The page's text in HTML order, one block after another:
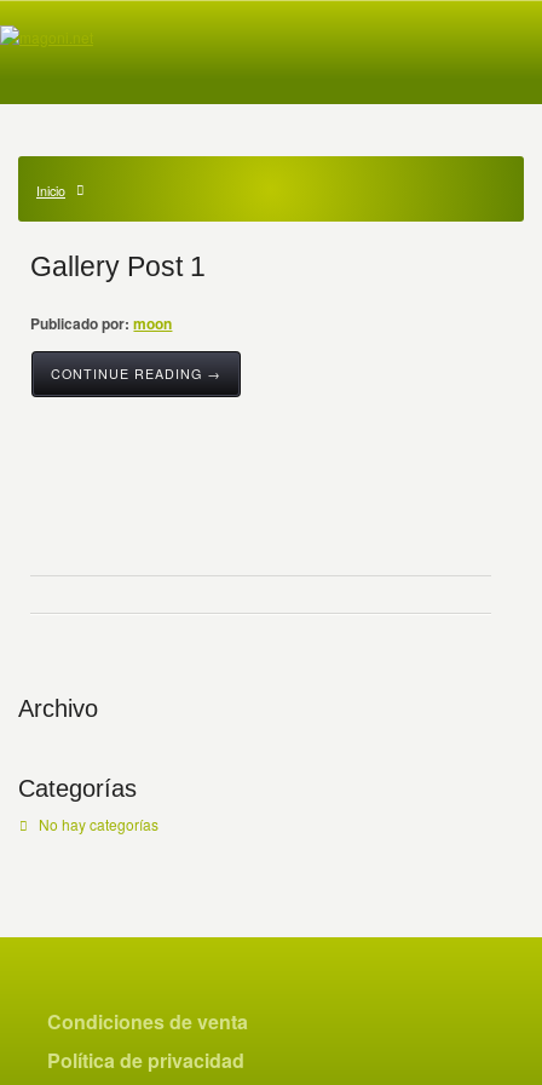
Inicio
Gallery Post 1
Publicado por: moon
CONTINUE READING →
Archivo
Categorías
No hay categorías
Condiciones de venta
Política de privacidad